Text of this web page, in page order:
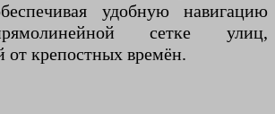
удобную навигацию
сетке улиц,
от крепостных времён.